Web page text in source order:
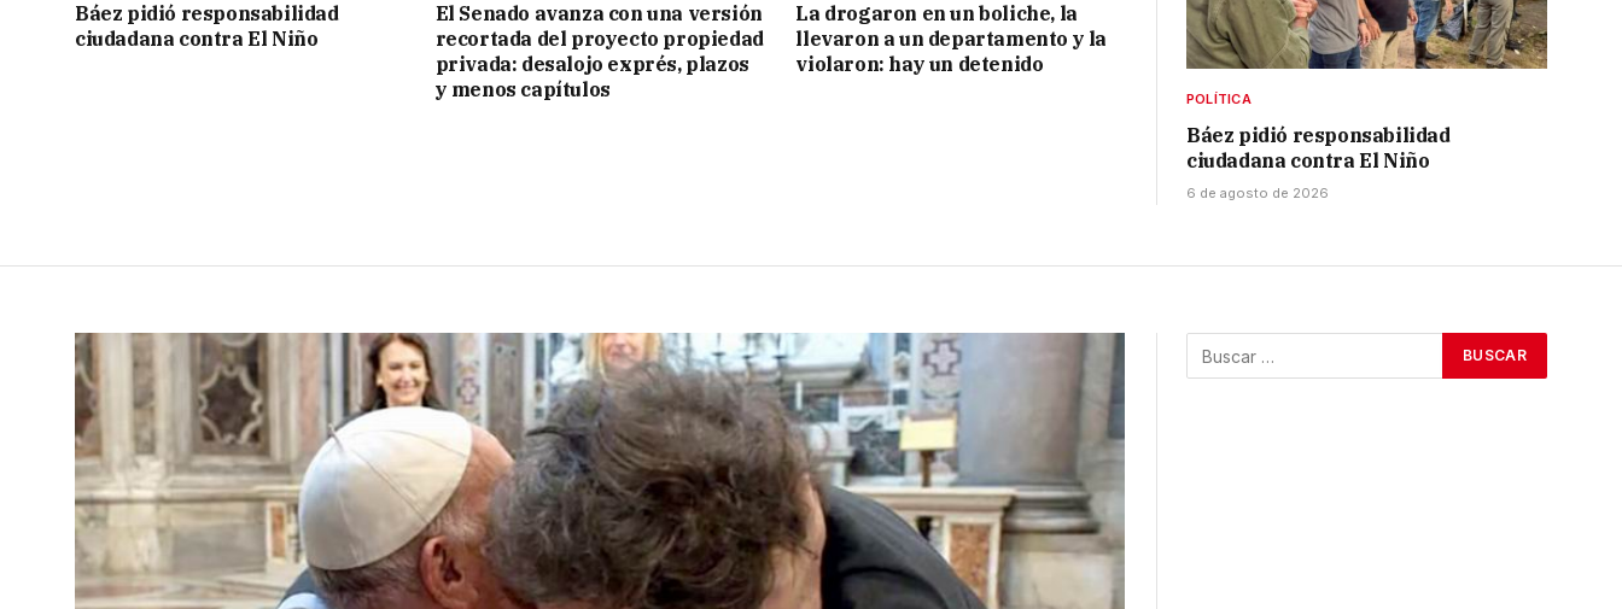
Báez pidió responsabilidad
ciudadana contra El Niño
El Senado avanza con una versión
recortada del proyecto propiedad
privada: desalojo exprés, plazos
y menos capítulos
La drogaron en un boliche, la
llevaron a un departamento y la
violaron: hay un detenido
POLÍTICA
Báez pidió responsabilidad
ciudadana contra El Niño
6 de agosto de 2026